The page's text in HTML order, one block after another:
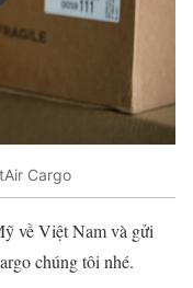
Cargo
về Việt Nam và gửi
chúng tôi nhé.